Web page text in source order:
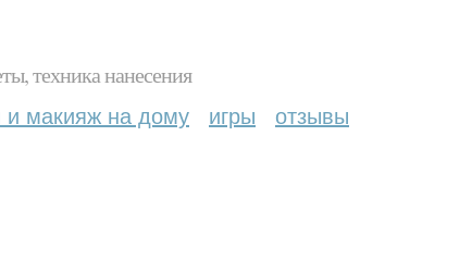
техника нанесения
и макияж на дому игры отзывы